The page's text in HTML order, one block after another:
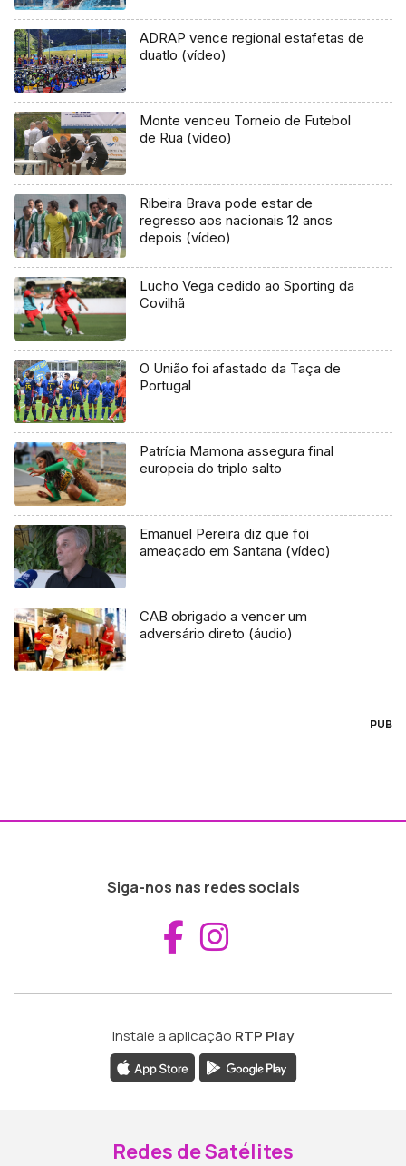
ADRAP vence regional estafetas de
duatlo (vídeo)
Monte venceu Torneio de Futebol
de Rua (vídeo)
Ribeira Brava pode estar de
regresso aos nacionais 12 anos
depois (vídeo)
Lucho Vega cedido ao Sporting da
Covilhã
O União foi afastado da Taça de
Portugal
Patrícia Mamona assegura final
europeia do triplo salto
Emanuel Pereira diz que foi
ameaçado em Santana (vídeo)
CAB obrigado a vencer um
adversário direto (áudio)
PUB
Siga-nos nas redes sociais
Aceder ao
Instale a aplicação RTP Play
Redes de Satélites